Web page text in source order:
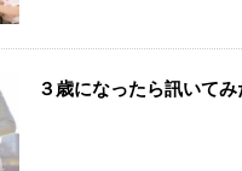
３歳になったら訊いて